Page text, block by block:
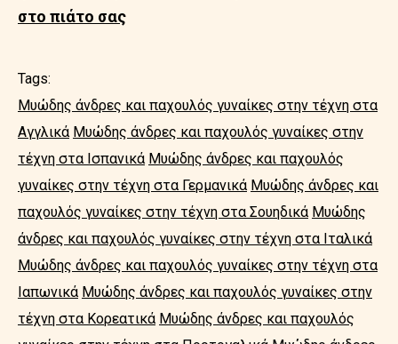
στο πιάτο σας
Tags:
Μυώδης άνδρες και παχουλός γυναίκες στην τέχνη στα
Αγγλικά Μυώδης άνδρες και παχουλός γυναίκες στην
τέχνη στα Ισπανικά Μυώδης άνδρες και παχουλός
γυναίκες στην τέχνη στα Γερμανικά Μυώδης άνδρες και
παχουλός γυναίκες στην τέχνη στα Σουηδικά Μυώδης
άνδρες και παχουλός γυναίκες στην τέχνη στα Ιταλικά
Μυώδης άνδρες και παχουλός γυναίκες στην τέχνη στα
Ιαπωνικά Μυώδης άνδρες και παχουλός γυναίκες στην
τέχνη στα Κορεατικά Μυώδης άνδρες και παχουλός